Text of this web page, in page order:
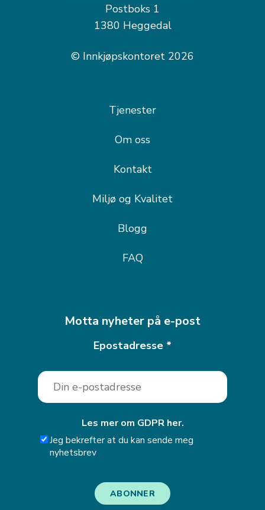
Postboks 1
1380 Heggedal
© Innkjøpskontoret 2026
Tjenester
Om oss
Kontakt
Miljø og Kvalitet
Blogg
FAQ
Motta nyheter på e-post
Epostadresse *
Les mer om GDPR her.
Jeg bekrefter at du kan sende meg
nyhetsbrev
ABONNER